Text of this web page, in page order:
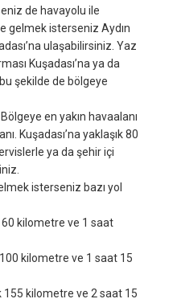
de havayolu ile
gelmek isterseniz Aydın
ulaşabilirsiniz. Yaz
Kuşadası’na ya da
şekilde de bölgeye
en yakın havaalanı
Kuşadası’na yaklaşık 80
ya da şehir içi
isterseniz bazı yol
60 kilometre ve 1 saat
100 kilometre ve 1 saat 15
155 kilometre ve 2 saat 15